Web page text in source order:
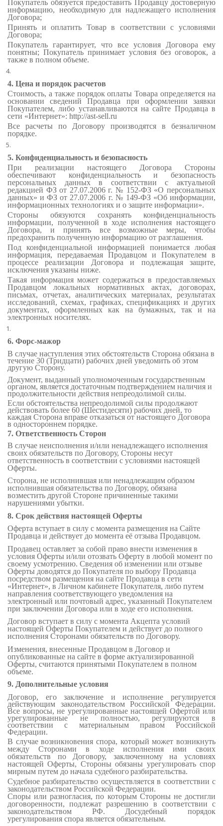
Покупатель обязуется предоставить Продавцу достоверную
информацию, необходимую для надлежащего исполнения
Договора;
Принять и оплатить Товар в соответствии с условиями
Договора;
Покупатель гарантирует, что все условия Договора ему
понятны; Покупатель принимает условия без оговорок, а
также в полном объеме.
4. Цена и порядок расчетов
Стоимость, а также порядок оплаты Товара определяется на
основании сведений Продавца при оформлении заявки
Покупателем, либо устанавливаются на сайте Продавца в
сети «Интернет»: http://ast-sell.ru
Все расчеты по Договору производятся в безналичном
порядке.
5. Конфиденциальность и безопасность
При реализации настоящего Договора Стороны
обеспечивают конфиденциальность и безопасность
персональных данных в соответствии с актуальной
редакцией ФЗ от 27.07.2006 г. № 152-ФЗ «О персональных
данных» и ФЗ от 27.07.2006 г. № 149-ФЗ «Об информации,
информационных технологиях и о защите информации».
Стороны обязуются сохранять конфиденциальность
информации, полученной в ходе исполнения настоящего
Договора, и принять все возможные меры, чтобы
предохранить полученную информацию от разглашения.
Под конфиденциальной информацией понимается любая
информация, передаваемая Продавцом и Покупателем в
процессе реализации Договора и подлежащая защите,
исключения указаны ниже.
Такая информация может содержаться в предоставляемых
Продавцом локальных нормативных актах, договорах,
письмах, отчетах, аналитических материалах, результатах
исследований, схемах, графиках, спецификациях и других
документах, оформленных как на бумажных, так и на
электронных носителях.
6. Форс-мажор
В случае наступления этих обстоятельств Сторона обязана в
течение 30 (Тридцати) рабочих дней уведомить об этом
другую Сторону.
Документ, выданный уполномоченным государственным
органом, является достаточным подтверждением наличия и
продолжительности действия непреодолимой силы.
Если обстоятельства непреодолимой силы продолжают
действовать более 60 (Шестидесяти) рабочих дней, то
каждая Сторона вправе отказаться от настоящего Договора
в одностороннем порядке.
7. Ответственность Сторон
В случае неисполнения и/или ненадлежащего исполнения
своих обязательств по Договору, Стороны несут
ответственность в соответствии с условиями настоящей
Оферты.
Сторона, не исполнившая или ненадлежащим образом
исполнившая обязательства по Договору, обязана
возместить другой Стороне причиненные такими
нарушениями убытки.
8. Срок действия настоящей Оферты
Оферта вступает в силу с момента размещения на Сайте
Продавца и действует до момента её отзыва Продавцом.
Продавец оставляет за собой право внести изменения в
условия Оферты и/или отозвать Оферту в любой момент по
своему усмотрению. Сведения об изменении или отзыве
Оферты доводятся до Покупателя по выбору Продавца
посредством размещения на сайте Продавца в сети
«Интернет», в Личном кабинете Покупателя, либо путем
направления соответствующего уведомления на
электронный или почтовый адрес, указанный Покупателем
при заключении Договора или в ходе его исполнения.
Договор вступает в силу с момента Акцепта условий
настоящей Оферты Покупателем и действует до полного
исполнения Сторонами обязательств по Договору.
Изменения, внесенные Продавцом в Договор и
опубликованные на сайте в форме актуализированной
Оферты, считаются принятыми Покупателем в полном
объеме.
9. Дополнительные условия
Договор, его заключение и исполнение регулируется
действующим законодательством Российской Федерации.
Все вопросы, не урегулированные настоящей Офертой или
урегулированные не полностью, регулируются в
соответствии с материальным правом Российской
Федерации.
В случае возникновения спора, который может возникнуть
между Сторонами в ходе исполнения ими своих
обязательств по Договору, заключенному на условиях
настоящей Оферты, Стороны обязаны урегулировать спор
мирным путем до начала судебногоразбирательства.
Судебное разбирательство осуществляется в соответствии с
законодательством Российской Федерации.
Споры или разногласия, по которым Стороны не достигли
договоренности, подлежат разрешению в соответствии с
законодательством РФ. Досудебный порядок
урегулирования спора является обязательным.